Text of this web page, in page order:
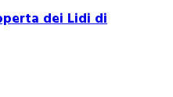
dei Lidi di